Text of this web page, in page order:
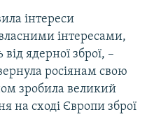
інтереси
інтересами,
ядерної зброї, –
росіянам свою
зробила великий
на сході Європи зброї